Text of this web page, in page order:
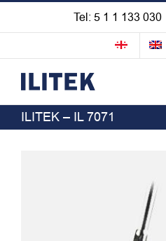
Skip
content
Tel: 5 1 1 133 030
ILITEK – IL 7071